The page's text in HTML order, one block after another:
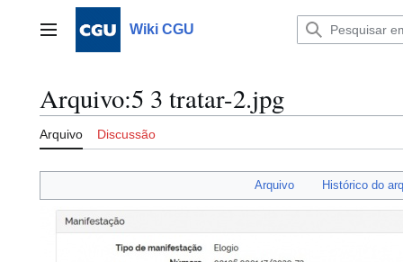
Menu principalWiki CGU
Arquivo:5 3 tratar-2.jpg
Arquivo Discussão
Arquivo Histórico do